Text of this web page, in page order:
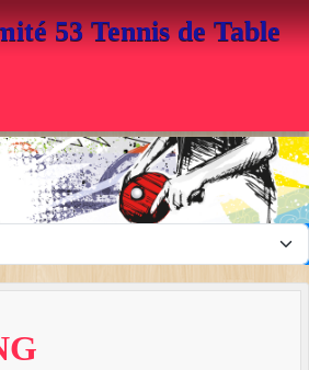
53 Tennis de Table